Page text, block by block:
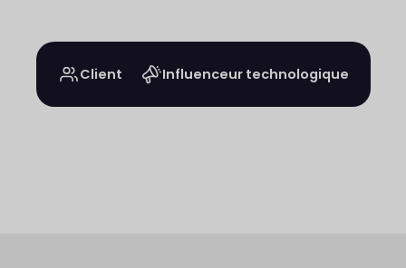
Client Influenceur technologique